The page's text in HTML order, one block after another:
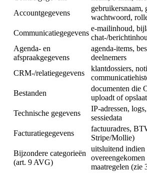
Accountgegevens
gebruikersnaam,
wachtwoord,
Communicatiegegevens
e-mailinhoud,
chat-/
Agenda- en
afspraakgegevens
agenda-items,
deelnemers
CRM-/relatiegegevens
klantdossiers,
Bestanden
documenten die
uploadt of opslaat
Technische gegevens
IP-adressen,
sessiedata
Facturatiegegevens
factuuradres,
Stripe/Mollie)
Bijzondere categorieën
(art. 9 AVG)
uitsluitend
maatregelen (zie